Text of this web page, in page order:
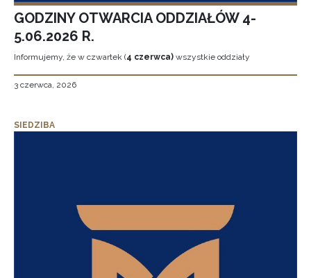
GODZINY OTWARCIA ODDZIAŁÓW 4-
5.06.2026 R.
Informujemy, że w czwartek (4 czerwca) wszystkie oddziały
3 czerwca, 2026
SIEDZIBA